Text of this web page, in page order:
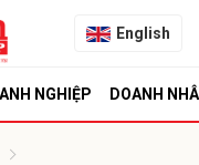
English
NGHIỆP DOANH